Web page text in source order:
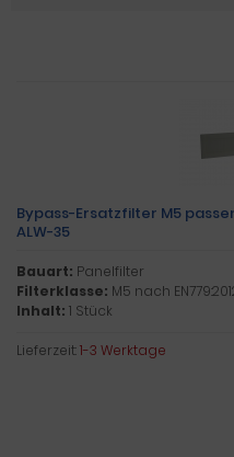
Bypass-Ersatzfilter M5
ALW-35
Bauart: Panelfilter
Filterklasse: M5 nach
Inhalt: 1 Stück
Lieferzeit:1-3 Werktage